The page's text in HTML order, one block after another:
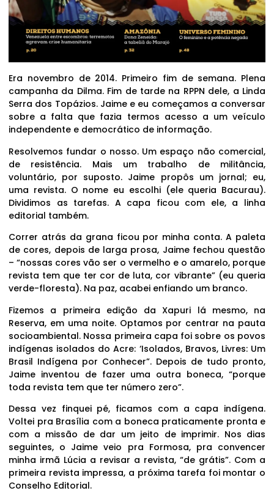
Era novembro de 2014. Primeiro fim de semana. Plena
campanha da Dilma. Fim de tarde na RPPN dele, a Linda
Serra dos Topázios. Jaime e eu começamos a conversar
sobre a falta que fazia termos acesso a um veículo
independente e democrático de informação.
Resolvemos fundar o nosso. Um espaço não comercial,
de resistência. Mais um trabalho de militância,
voluntário, por suposto. Jaime propôs um jornal; eu,
uma revista. O nome eu escolhi (ele queria Bacurau).
Dividimos as tarefas. A capa ficou com ele, a linha
editorial também.
Correr atrás da grana ficou por minha conta. A paleta
de cores, depois de larga prosa, Jaime fechou questão
– “nossas cores vão ser o vermelho e o amarelo, porque
revista tem que ter cor de luta, cor vibrante” (eu queria
verde-floresta). Na paz, acabei enfiando um branco.
Fizemos a primeira edição da Xapuri lá mesmo, na
Reserva, em uma noite. Optamos por centrar na pauta
socioambiental. Nossa primeira capa foi sobre os povos
indígenas isolados do Acre: ‘Isolados, Bravos, Livres: Um
Brasil Indígena por Conhecer”. Depois de tudo pronto,
Jaime inventou de fazer uma outra boneca, “porque
toda revista tem que ter número zero”.
Dessa vez finquei pé, ficamos com a capa indígena.
Voltei pra Brasília com a boneca praticamente pronta e
com a missão de dar um jeito de imprimir. Nos dias
seguintes, o Jaime veio pra Formosa, pra convencer
minha irmã Lúcia a revisar a revista, “de grátis”. Com a
primeira revista impressa, a próxima tarefa foi montar o
Conselho Editorial.